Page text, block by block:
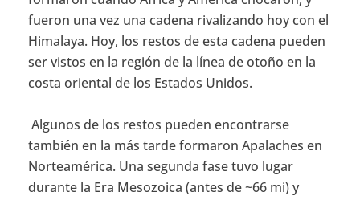
fueron una vez una cadena rivalizando hoy con el
Himalaya. Hoy, los restos de esta cadena pueden
ser vistos en la región de la línea de otoño en la
costa oriental de los Estados Unidos.
Algunos de los restos pueden encontrarse
también en la más tarde formaron Apalaches en
Norteamérica. Una segunda fase tuvo lugar
durante la Era Mesozoica (antes de ~66 mi) y